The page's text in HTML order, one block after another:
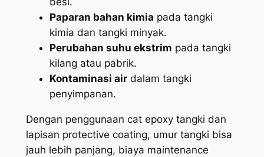
Paparan bahan kimia pada tangki
kimia dan tangki minyak.
Perubahan suhu ekstrim pada tangki
kilang atau pabrik.
Kontaminasi airdalam tangki
penyimpanan.
Dengan penggunaan cat epoxy tangki dan
lapisan protective coating, umur tangki bisa
jauh lebih panjang, biaya maintenance